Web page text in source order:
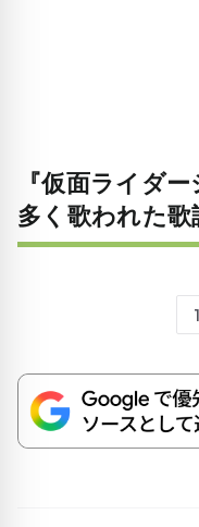
『仮面ライダ
多く歌われた歌
1